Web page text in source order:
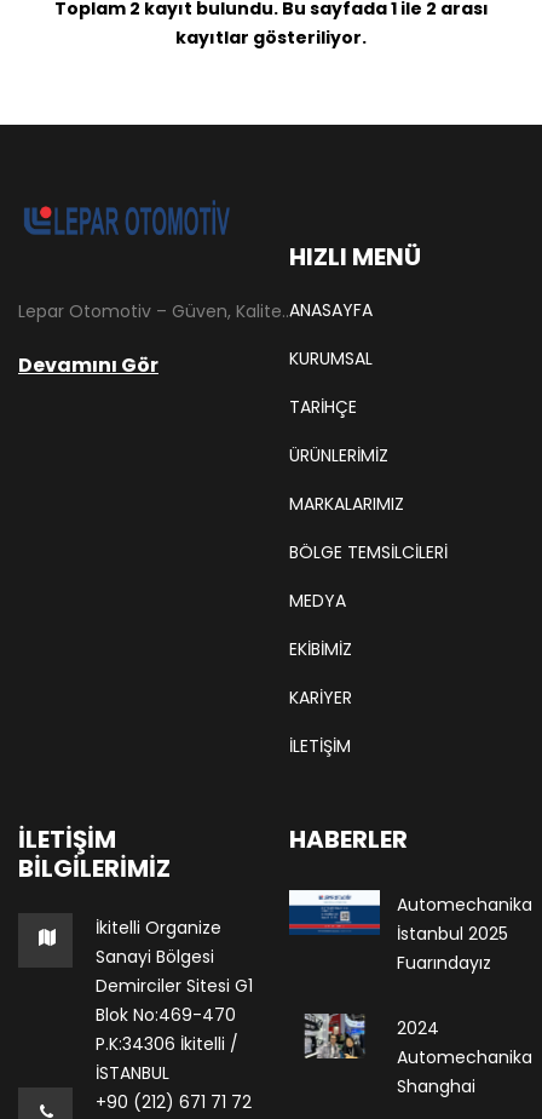
Toplam 2 kayıt bulundu. Bu sayfada 1 ile 2 arası
kayıtlar gösteriliyor.
Lepar Otomotiv – Güven, Kalite ve İstikrarın Adresi Lepar Otomotiv, Türkiye’nin otomotiv yedek parça sektöründe köklü bir geçmişe sahip, yenilikçi ve öncü firmalarından biridir. 1966 yılında Hüsnü Leblebici tarafından Tokat’ta mütevazı bir girişim olarak kurulan firmamız, ilk etapta Ford kamyonları, Ford Otosan minibüsleri ve Anadol marka araçların ünite ve yedek parçalarının satışını gerçekleştirerek sektöre adım atmıştır.
Devamını Gör
HIZLI MENÜ
ANASAYFA
KURUMSAL
TARIHÇE
ÜRÜNLERİMİZ
MARKALARIMIZ
BÖLGE TEMSILCILERI
MEDYA
EKIBIMIZ
KARIYER
İLETİŞİM
İLETIŞIM
BILGILERIMIZ
İkitelli Organize
Sanayi Bölgesi
Demirciler Sitesi G1
Blok No:469-470
P.K:34306 İkitelli /
İSTANBUL
+90 (212) 671 71 72
HABERLER
Automechanika
İstanbul 2025
Fuarındayız
2024
Automechanika
Shanghai